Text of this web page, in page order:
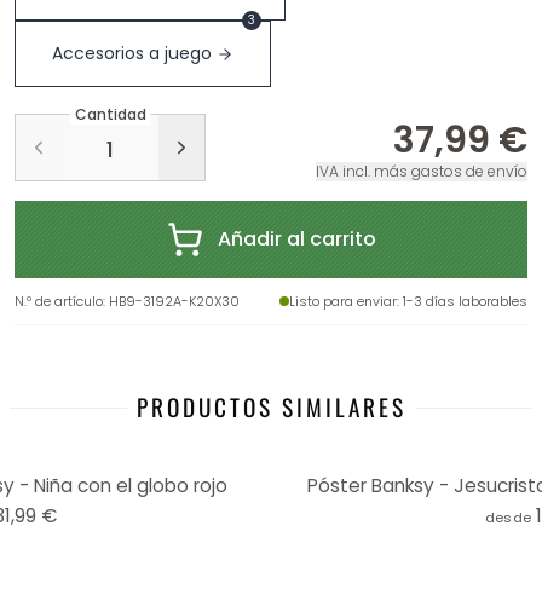
Accesorios a juego
3
Cantidad
37,99 €
IVA incl. más gastos de envío
Añadir al carrito
N.º de artículo: HB9-3192A-K20X30 Listo para enviar: 1-3 días laborables
PRODUCTOS SIMILARES
- Niña con el globo rojo
€
Póster Banksy -
desde